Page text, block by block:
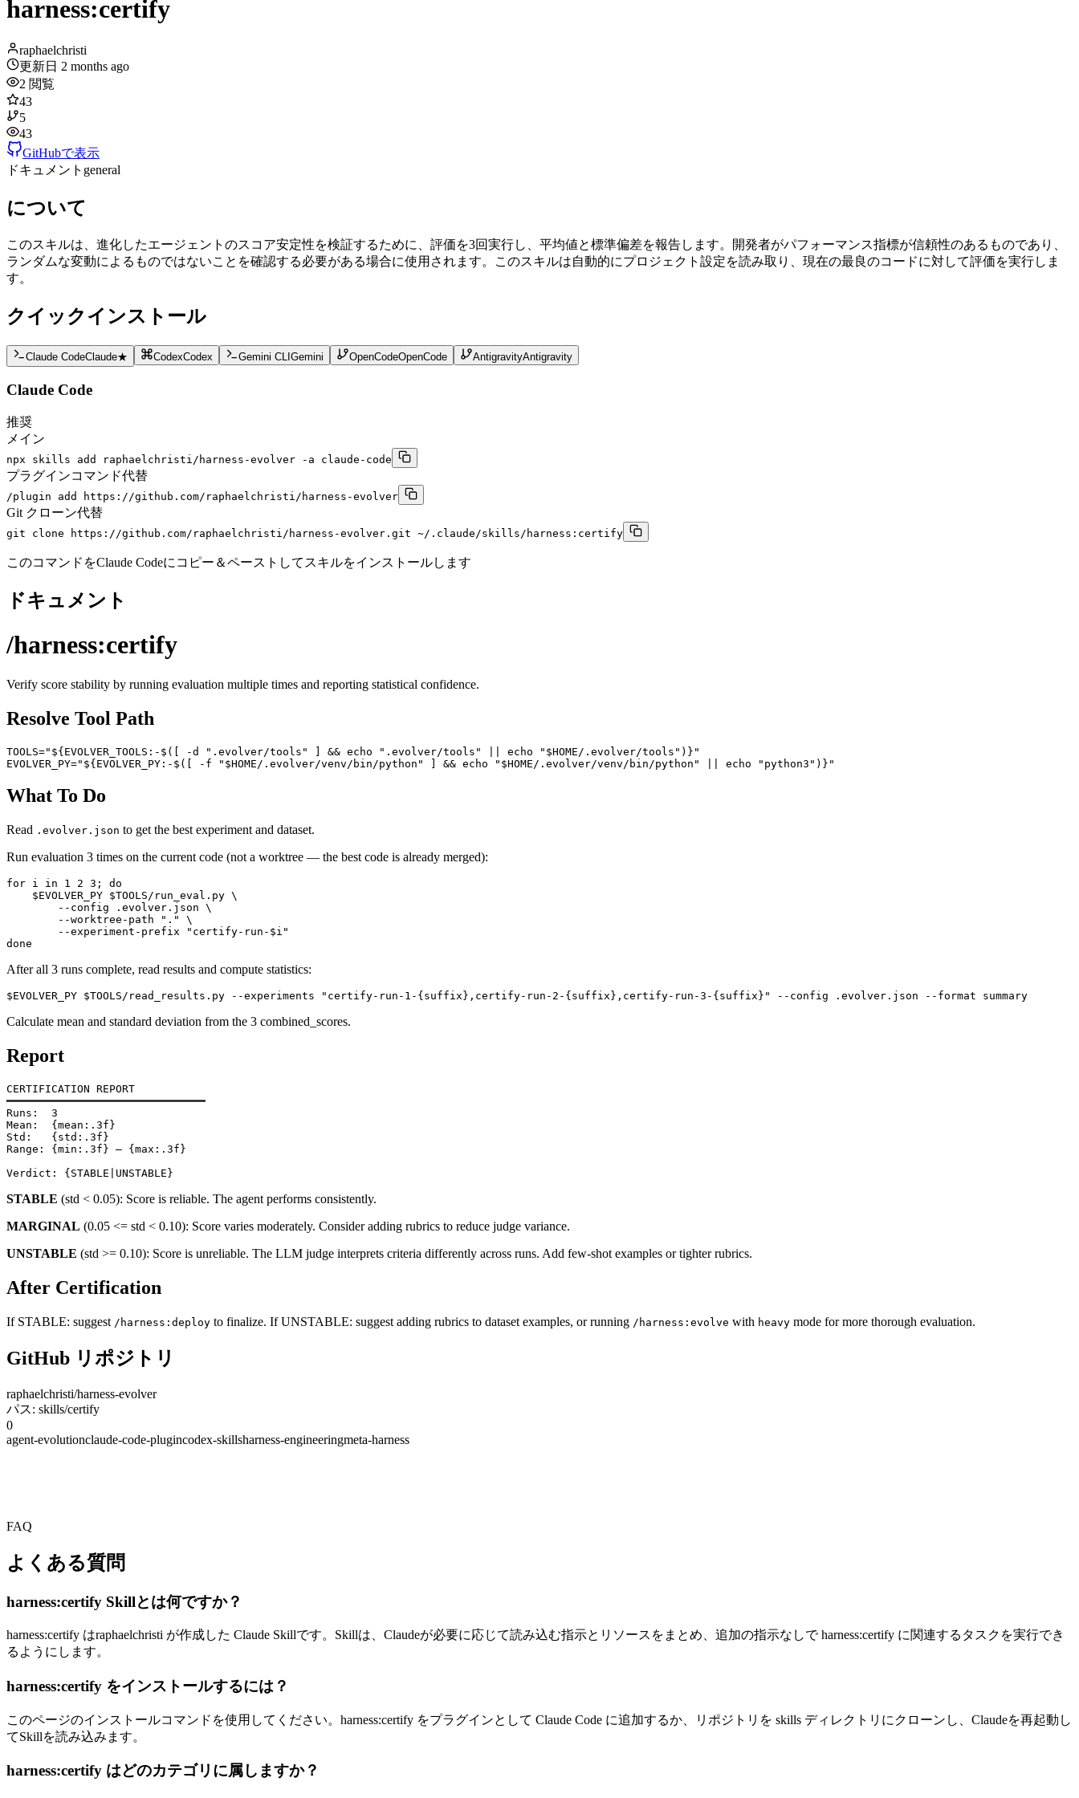
harness:certify
raphaelchristi
更新日 2 months ago
2 閲覧
43
5
43
GitHubで表示
ドキュメント general
について
このスキルは、進化したエージェントのスコア安定性を検証するために、評価を3回実行し、平均値と標準偏差を報告します。開発者がパフォーマンス指標が信頼性のあるものであり、
ランダムな変動によるものではないことを確認する必要がある場合に使用されます。このスキルは自動的にプロジェクト設定を読み取り、現在の最良のコードに対して評価を実行しま
す。
クイックインストール
Claude CodeClaude★ CodexCodex Gemini CLIGemini OpenCodeOpenCode AntigravityAntigravity
Claude Code
推奨
メイン
npx skills add raphaelchristi/harness-evolver -a claude-code
プラグインコマンド代替
/plugin add https://github.com/raphaelchristi/harness-evolver
Git クローン代替
git clone https://github.com/raphaelchristi/harness-evolver.git ~/.claude/skills/harness:certify
このコマンドをClaude Codeにコピー＆ペーストしてスキルをインストールします
ドキュメント
/harness:certify
Verify score stability by running evaluation multiple times and reporting statistical confidence.
Resolve Tool Path
TOOLS="${EVOLVER_TOOLS:-$([ -d ".evolver/tools" ] && echo ".evolver/tools" || echo "$HOME/.evolver/tools")}"
What To Do
Read .evolver.json to get the best experiment and dataset.
Run evaluation 3 times on the current code (not a worktree — the best code is already merged):
for i in 1 2 3; do
    $EVOLVER_PY $TOOLS/run_eval.py \
        --config .evolver.json \
        --worktree-path "." \
        --experiment-prefix "certify-run-$i"
After all 3 runs complete, read results and compute statistics:
Calculate mean and standard deviation from the 3 combined_scores.
Report
CERTIFICATION REPORT
━━━━━━━━━━━━━━━━━━━━━━━━━━━━━━━
Runs:  3
Mean:  {mean:.3f}
Std:   {std:.3f}
Range: {min:.3f} — {max:.3f}
STABLE (std < 0.05): Score is reliable. The agent performs consistently.
MARGINAL (0.05 <= std < 0.10): Score varies moderately. Consider adding rubrics to reduce judge variance.
UNSTABLE (std >= 0.10): Score is unreliable. The LLM judge interprets criteria differently across runs. Add few-shot examples or tighter rubrics.
After Certification
If STABLE: suggest /harness:deploy to finalize. If UNSTABLE: suggest adding rubrics to dataset examples, or running /harness:evolve with heavy mode for more thorough evaluation.
GitHub リポジトリ
raphaelchristi/harness-evolver
パス: skills/certify
0
agent-evolutionclaude-code-plugincodex-skillsharness-engineeringmeta-harness
FAQ
よくある質問
harness:certify Skillとは何ですか？
harness:certify はraphaelchristi が作成した Claude Skillです。Skillは、Claudeが必要に応じて読み込む指示とリソースをまとめ、追加の指示なしで harness:certify に関連するタスクを実行でき
るようにします。
harness:certify をインストールするには？
このページのインストールコマンドを使用してください。harness:certify をプラグインとして Claude Code に追加するか、リポジトリを skills ディレクトリにクローンし、Claudeを再起動し
てSkillを読み込みます。
harness:certify はどのカテゴリに属しますか？